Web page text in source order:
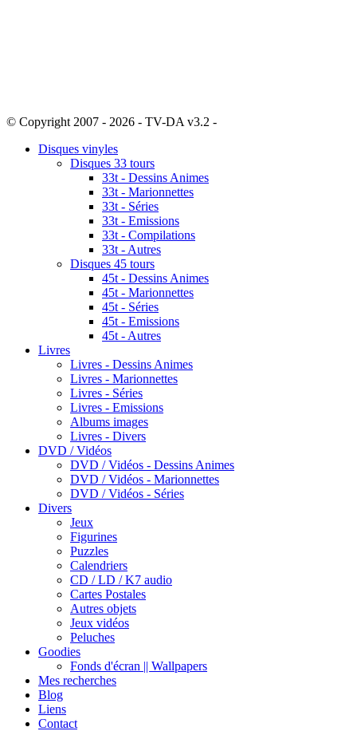
© Copyright 2007 - 2026 - TV-DA v3.2 -
Disques vinyles
Disques 33 tours
33t - Dessins Animes
33t - Marionnettes
33t - Séries
33t - Emissions
33t - Compilations
33t - Autres
Disques 45 tours
45t - Dessins Animes
45t - Marionnettes
45t - Séries
45t - Emissions
45t - Autres
Livres
Livres - Dessins Animes
Livres - Marionnettes
Livres - Séries
Livres - Emissions
Albums images
Livres - Divers
DVD / Vidéos
DVD / Vidéos - Dessins Animes
DVD / Vidéos - Marionnettes
DVD / Vidéos - Séries
Divers
Jeux
Figurines
Puzzles
Calendriers
CD / LD / K7 audio
Cartes Postales
Autres objets
Jeux vidéos
Peluches
Goodies
Fonds d'écran || Wallpapers
Mes recherches
Blog
Liens
Contact